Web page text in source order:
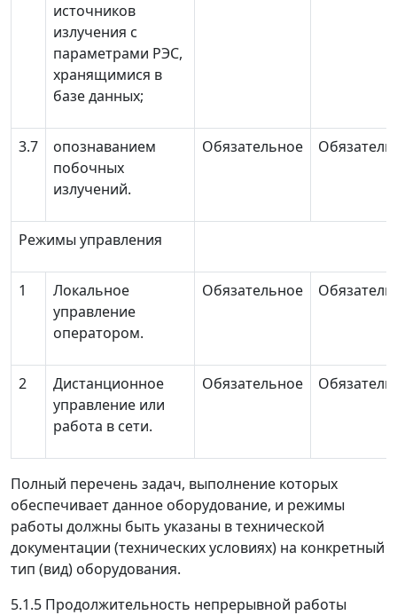
источников
излучения с
параметрами РЭС,
хранящимися в
базе данных;
3.7
опознаванием
побочных
излучений.
Обязательное
Режимы управления
1
Локальное
управление
оператором.
Обязательное
2
Дистанционное
управление или
работа в сети.
Обязательное
Полный перечень задач, выполнение которых
обеспечивает данное оборудование, и режимы
работы должны быть указаны в технической
документации (технических условиях) на конкретный
тип (вид) оборудования.
5.1.5 Продолжительность непрерывной работы